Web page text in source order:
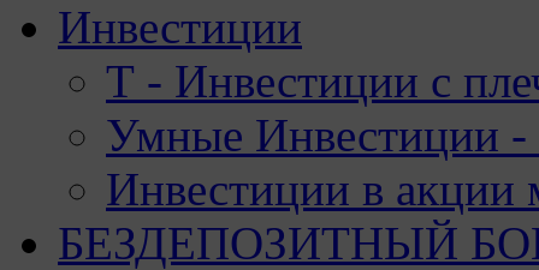
Инвестиции
Т - Инвестиции с
Умные Инвестиции -
Инвестиции в акции
БЕЗДЕПОЗИТНЫЙ